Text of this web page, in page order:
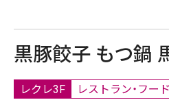
黒豚餃子 もつ鍋
レクレ3F レストラン・フード